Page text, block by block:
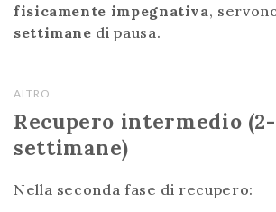
fisicamente impegnativa,
settimane di pausa.
ALTRO
Recupero intermedio
settimane)
Nella seconda fase di recupero: